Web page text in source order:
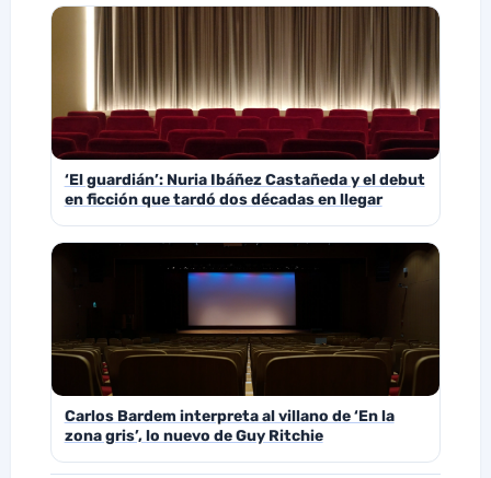
‘El guardián’: Nuria Ibáñez Castañeda y el debut
en ficción que tardó dos décadas en llegar
Carlos Bardem interpreta al villano de ‘En la
zona gris’, lo nuevo de Guy Ritchie